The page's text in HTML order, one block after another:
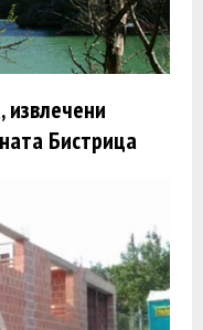
извлечени
Бистрица